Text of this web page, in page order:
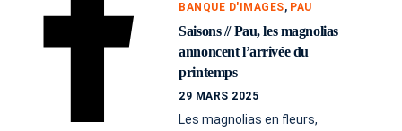
BANQUE D'IMAGES, PAU
Saisons // Pau, les magnolias
annoncent l’arrivée du
printemps
29 MARS 2025
Les magnolias en fleurs,